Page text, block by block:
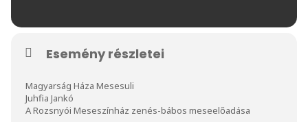
Esemény részletei
Magyarság Háza Mesesuli
Juhfia Jankó
A Rozsnyói Meseszínház zenés-bábos meseelőadása